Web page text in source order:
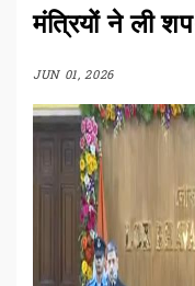
मंत्रियों ने ली
JUN 01, 2026